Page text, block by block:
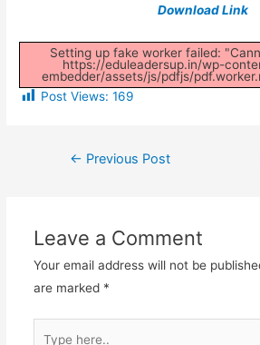
Download Link
Setting up fake worker failed:
https://eduleadersup.in/wp-
embedder/assets/js/pdfjs/
Post Views: 169
← Previous Post
Leave a Comment
Your email address will not be
are marked *